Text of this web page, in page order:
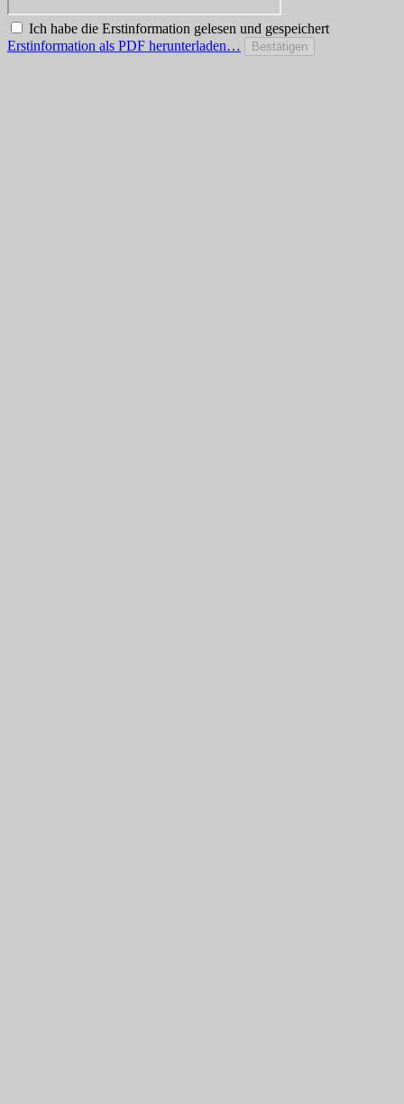
Ich habe die Erstinformation gelesen und gespeichert
Erstinformation als PDF herunterladen…
Bestätigen